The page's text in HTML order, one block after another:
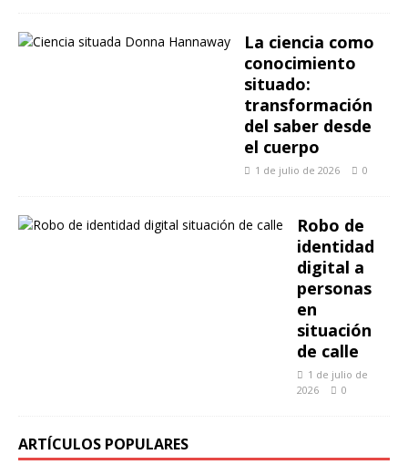
La ciencia como
conocimiento
situado:
transformación
del saber desde
el cuerpo
1 de julio de 2026 0
Robo de
identidad
digital a
personas
en
situación
de calle
1 de julio de
2026
0
ARTÍCULOS POPULARES